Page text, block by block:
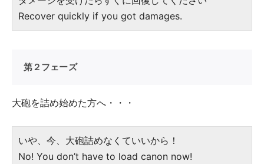
Recover quickly if you got damages.
第２フェーズ
大砲を詰め始めた方へ・・・
いや、今、大砲詰めなくていいから！
No! You don’t have to load canon now!